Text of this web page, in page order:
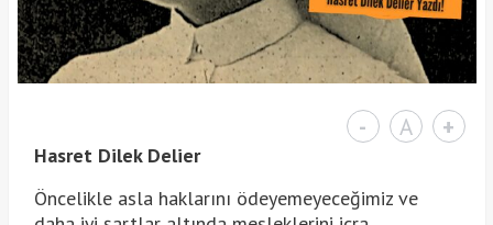
- A +
Hasret Dilek Delier
Öncelikle asla haklarını ödeyemeyeceğimiz ve